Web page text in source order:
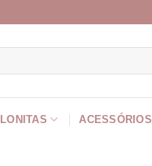
LONITAS ACESSÓRIOS